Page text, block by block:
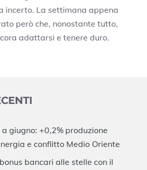
incerto. La settimana appena
però che, nonostante tutto,
adattarsi e tenere duro.
giugno: +0,2% produzione
e conflitto Medio Oriente
bancari alle stelle con il